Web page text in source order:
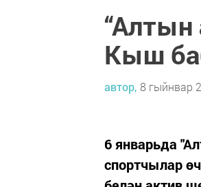
“Алтын
Кыш
автор, 8 гыйнвар
6 январьда
спортчылар